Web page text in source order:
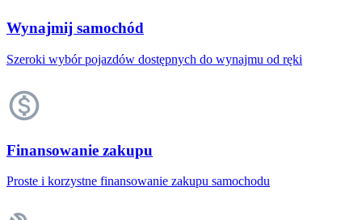
Wynajmij samochód
Szeroki wybór pojazdów dostępnych do wynajmu od ręki
Finansowanie zakupu
Proste i korzystne finansowanie zakupu samochodu